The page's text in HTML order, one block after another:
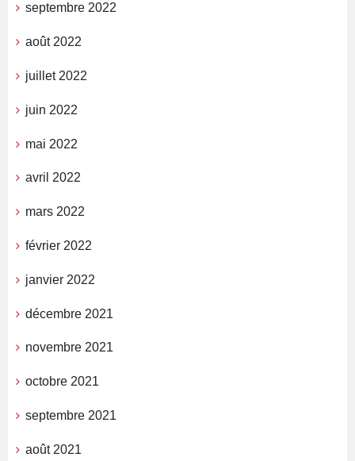
septembre 2022
août 2022
juillet 2022
juin 2022
mai 2022
avril 2022
mars 2022
février 2022
janvier 2022
décembre 2021
novembre 2021
octobre 2021
septembre 2021
août 2021